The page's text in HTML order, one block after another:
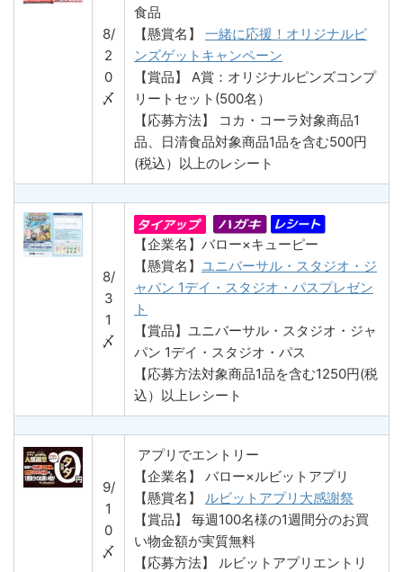
8/
2
0
〆
食品
【懸賞名】 一緒に応援！オリジナルピ
ンズゲットキャンペーン
【賞品】 A賞：オリジナルピンズコンプ
リートセット(500名）
【応募方法】 コカ・コーラ対象商品1
品、日清食品対象商品1品を含む500円
(税込）以上のレシート
8/
3
1
〆
【企業名】バロー×キューピー
【懸賞名】 ユニバーサル・スタジオ・ジ
ャパン 1デイ・スタジオ・パスプレゼン
ト
【賞品】ユニバーサル・スタジオ・ジャ
パン 1デイ・スタジオ・パス
【応募方法対象商品1品を含む1250円(税
込）以上レシート
9/
1
0
〆
アプリでエントリー
【企業名】 バロー×ルビットアプリ
【懸賞名】 ルビットアプリ大感謝祭
【賞品】 毎週100名様の1週間分のお買
い物金額が実質無料
【応募方法】 ルビットアプリエントリ